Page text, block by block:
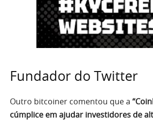
Fundador do Twitter
Outro bitcoiner comentou que a
cúmplice em ajudar investidores de